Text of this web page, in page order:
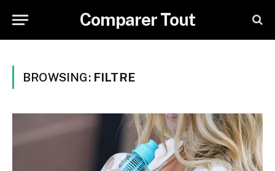
Comparer Tout
BROWSING: FILTRE